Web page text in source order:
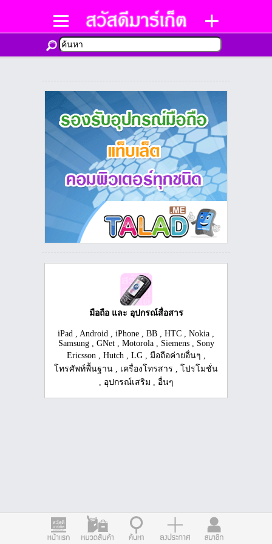
มือถือ และ อุปกรณ์สื่อสาร
iPad , Android , iPhone , BB , HTC , Nokia ,
Samsung, GNet, Motorola, Siemens, Sony
Ericsson, Hutch, LG, มือถือค่ายอื่นๆ ,
โทรศัพท์พื้นฐาน , เครื่องโทรสาร , โปรโมชั่น
, อุปกรณ์เสริม , อื่นๆ